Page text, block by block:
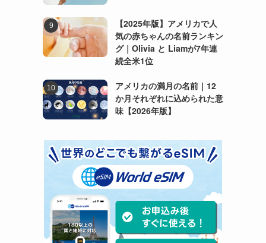
【2025年版】アメリカで人
気の赤ちゃんの名前ランキン
グ｜Olivia と Liamが7年連
続全米1位
アメリカの満月の名前｜12
か月それぞれに込められた意
味【2026年版】